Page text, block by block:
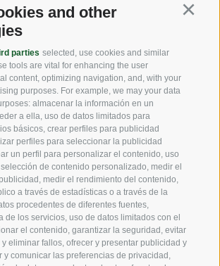
and other
parties selected, use cookies and similar
tools are vital for enhancing the user
content, optimizing navigation, and, with your
purposes. For example, we may your data
almacenar la información en un
a ella, uso de datos limitados para
básicos, crear perfiles para publicidad
perfiles para seleccionar la publicidad
un perfil para personalizar el contenido, uso
de contenido personalizado, medir el
medir el rendimiento del contenido,
a través de estadísticas o a través de la
procedentes de diferentes fuentes,
de los servicios, uso de datos limitados con el
el contenido, garantizar la seguridad, evitar
eliminar fallos, ofrecer y presentar publicidad y
y comunicar las preferencias de privacidad,